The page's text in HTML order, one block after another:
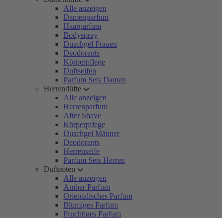
Alle anzeigen
Damenparfum
Haarparfum
Bodyspray
Duschgel Frauen
Deodorants
Körperpflege
Duftseifen
Parfum Sets Damen
Herrendüfte
Alle anzeigen
Herrenparfum
After Shave
Körperpflege
Duschgel Männer
Deodorants
Herrenseife
Parfum Sets Herren
Duftnoten
Alle anzeigen
Amber Parfum
Orientalisches Parfum
Blumiges Parfum
Fruchtiges Parfum